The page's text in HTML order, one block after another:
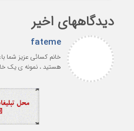
دیدگاههای اخیر
fateme
خانم کسائی عزیز شما
هستید ، نمونه ی یک